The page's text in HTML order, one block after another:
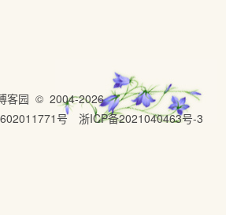
客园 © 2004-2026
号
浙ICP备2021040463号-3